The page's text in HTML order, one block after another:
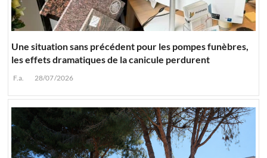
Une situation sans précédent pour les pompes funèbres,
les effets dramatiques de la canicule perdurent
F.a. 28/07/2026